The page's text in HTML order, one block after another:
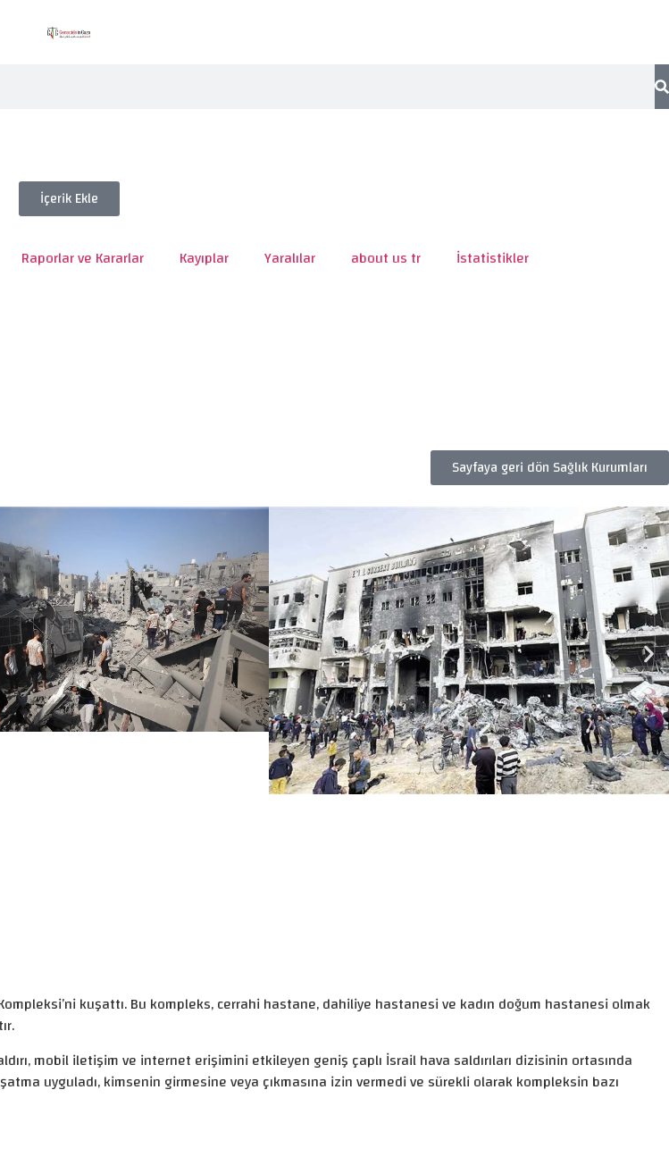
İçerik Ekle
Raporlar ve Kararlar Kayıplar Yaralılar about us tr İstatistikler
Sayfaya geri dön Sağlık Kurumları
kuşattı. Bu kompleks, cerrahi hastane, dahiliye hastanesi ve kadın doğum hastanesi olmak
mobil iletişim ve internet erişimini etkileyen geniş çaplı İsrail hava saldırıları dizisinin ortasında
uyguladı, kimsenin girmesine veya çıkmasına izin vermedi ve sürekli olarak kompleksin bazı